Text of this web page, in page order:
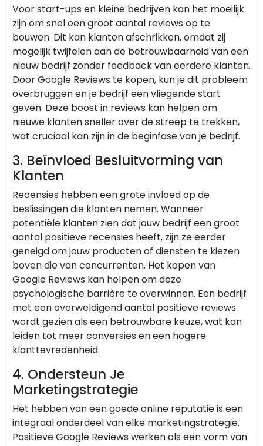
Voor start-ups en kleine bedrijven kan het moeilijk
zijn om snel een groot aantal reviews op te
bouwen. Dit kan klanten afschrikken, omdat zij
mogelijk twijfelen aan de betrouwbaarheid van een
nieuw bedrijf zonder feedback van eerdere klanten.
Door Google Reviews te kopen, kun je dit probleem
overbruggen en je bedrijf een vliegende start
geven. Deze boost in reviews kan helpen om
nieuwe klanten sneller over de streep te trekken,
wat cruciaal kan zijn in de beginfase van je bedrijf.
3. Beïnvloed Besluitvorming van
Klanten
Recensies hebben een grote invloed op de
beslissingen die klanten nemen. Wanneer
potentiële klanten zien dat jouw bedrijf een groot
aantal positieve recensies heeft, zijn ze eerder
geneigd om jouw producten of diensten te kiezen
boven die van concurrenten. Het kopen van
Google Reviews kan helpen om deze
psychologische barrière te overwinnen. Een bedrijf
met een overweldigend aantal positieve reviews
wordt gezien als een betrouwbare keuze, wat kan
leiden tot meer conversies en een hogere
klanttevredenheid.
4. Ondersteun Je
Marketingstrategie
Het hebben van een goede online reputatie is een
integraal onderdeel van elke marketingstrategie.
Positieve Google Reviews werken als een vorm van